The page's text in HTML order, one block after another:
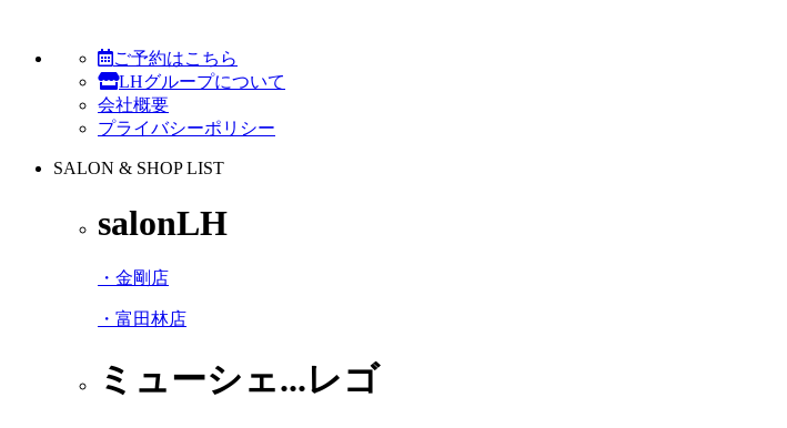
ご予約はこちら
LHグループについて
会社概要
プライバシーポリシー
SALON & SHOP LIST
salonLH
・金剛店
・富田林店
ミューシェ...レゴ